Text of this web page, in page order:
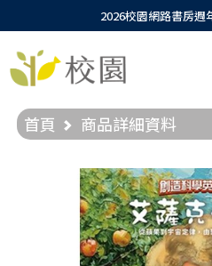
2026校園網路書房週
首頁 商品詳細資料